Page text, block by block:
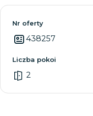
Nr oferty
438257
Liczba pokoi
2